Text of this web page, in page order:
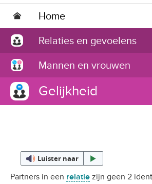
Home
Relaties en gevoelens
Mannen en vrouwen
Gelijkheid
Luister naar
Partners in een relatie zijn geen 2